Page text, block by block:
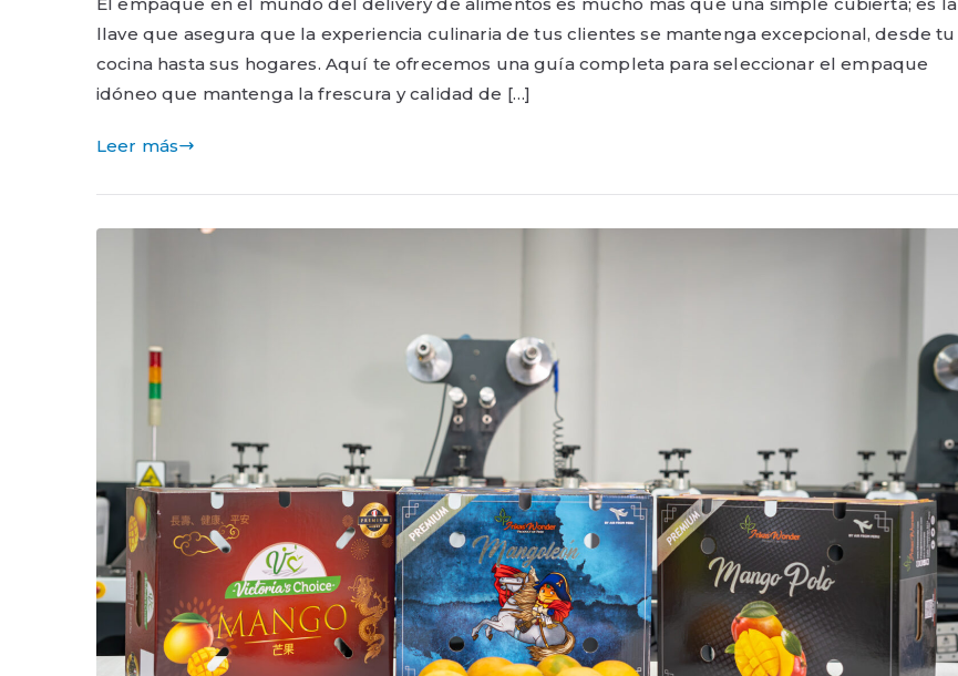
llave que asegura que la experiencia culinaria de tus clientes se mantenga excepcional, desde tu
cocina hasta sus hogares. Aquí te ofrecemos una guía completa para seleccionar el empaque
idóneo que mantenga la frescura y calidad de […]
Leer más